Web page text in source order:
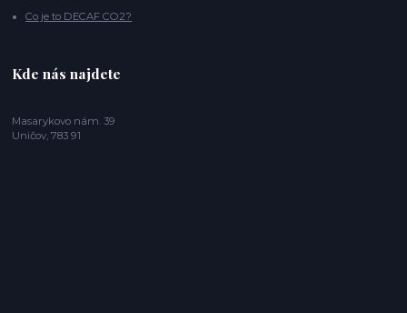
Co je to DECAF CO2?
Kde nás najdete
Masarykovo nám. 39
Uničov, 783 91